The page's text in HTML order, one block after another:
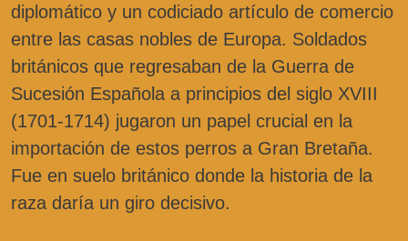
diplomático y un codiciado artículo de comercio
entre las casas nobles de Europa. Soldados
británicos que regresaban de la Guerra de
Sucesión Española a principios del siglo XVIII
(1701-1714) jugaron un papel crucial en la
importación de estos perros a Gran Bretaña.
Fue en suelo británico donde la historia de la
raza daría un giro decisivo.